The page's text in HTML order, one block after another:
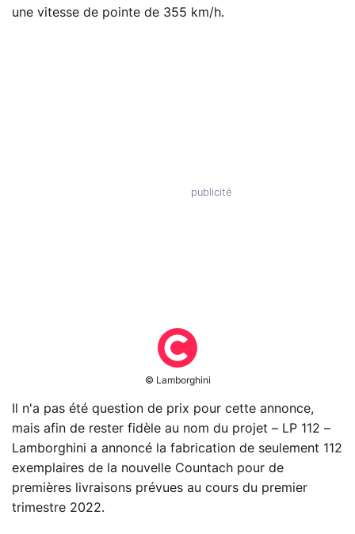
une vitesse de pointe de 355 km/h.
© Lamborghini
Il n'a pas été question de prix pour cette annonce,
mais afin de rester fidèle au nom du projet – LP 112 –
Lamborghini a annoncé la fabrication de seulement 112
exemplaires de la nouvelle Countach pour de
premières livraisons prévues au cours du premier
trimestre 2022.